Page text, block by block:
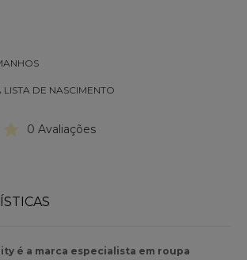
DE NASCIMENTO
0 Avaliações
é a marca especialista em roupa